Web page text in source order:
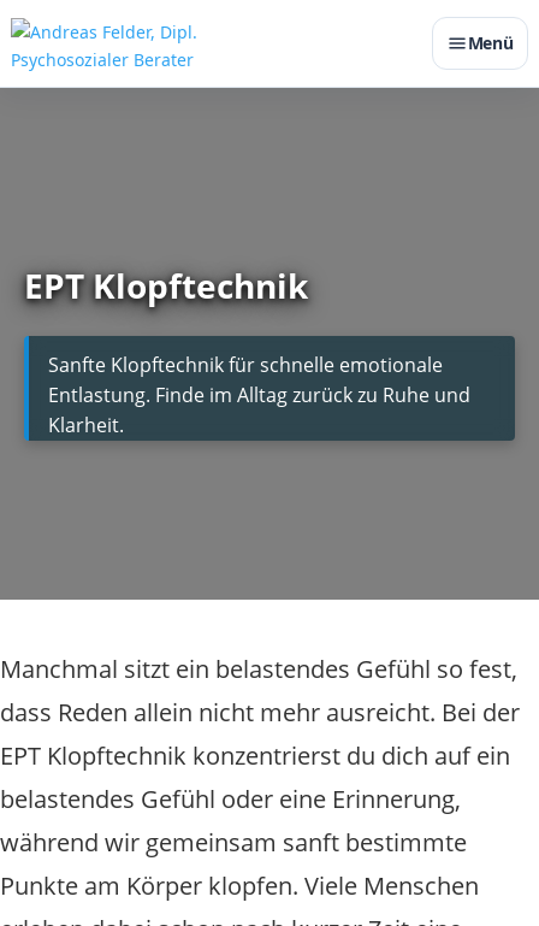
Menü
EPT Klopftechnik
Sanfte Klopftechnik für schnelle emotionale
Entlastung. Finde im Alltag zurück zu Ruhe und
Klarheit.
Manchmal sitzt ein belastendes Gefühl so fest,
dass Reden allein nicht mehr ausreicht. Bei der
EPT Klopftechnik konzentrierst du dich auf ein
belastendes Gefühl oder eine Erinnerung,
während wir gemeinsam sanft bestimmte
Punkte am Körper klopfen. Viele Menschen